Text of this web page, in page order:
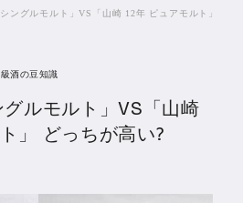
Money
ード証券
シングルモルト」VS「山崎 12年 ピュアモルト」 ど
酒の豆知識
グルモルト」VS「山崎
」 どっちが高い?